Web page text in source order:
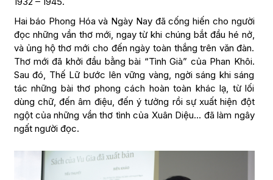
Hai báo Phong Hóa và Ngày Nay đã cống hiến cho người
đọc những vần thơ mới, ngay từ khi chúng bắt đầu hé nở,
và ủng hộ thơ mới cho đến ngày toàn thắng trên văn đàn.
Thơ mới đã khởi đầu bằng bài “Tình Già” của Phan Khôi.
Sau đó, Thế Lữ bước lên vững vàng, ngời sáng khi sáng
tác những bài thơ phong cách hoàn toàn khác lạ, từ lối
dùng chữ, đến âm điệu, đến ý tưởng rồi sự xuất hiện đột
ngột của những vần thơ tình của Xuân Diệu… đã làm ngây
ngất người đọc.